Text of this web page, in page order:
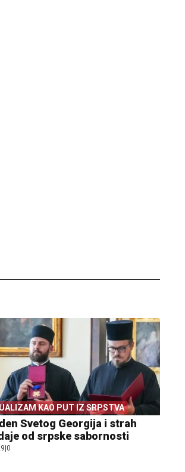
KAO PUT IZ SRPSTVA
Svetog Georgija i strah
od srpske sabornosti
0